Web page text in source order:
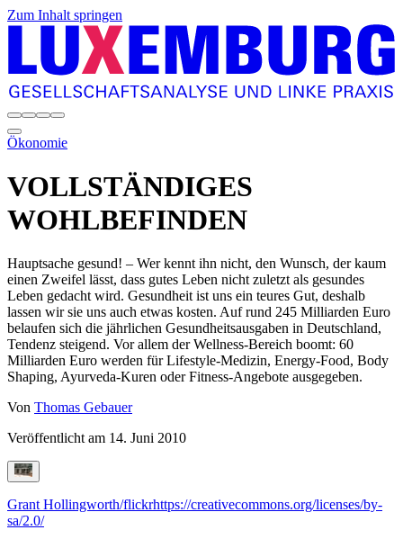
Zum Inhalt springen
Ökonomie
VOLLSTÄNDIGES
WOHLBEFINDEN
Hauptsache gesund! – Wer kennt ihn nicht, den Wunsch, der kaum
einen Zweifel lässt, dass gutes Leben nicht zuletzt als gesundes
Leben gedacht wird. Gesundheit ist uns ein teures Gut, deshalb
lassen wir sie uns auch etwas kosten. Auf rund 245 Milliarden Euro
belaufen sich die jährlichen Gesundheitsausgaben in Deutschland,
Tendenz steigend. Vor allem der Wellness-Bereich boomt: 60
Milliarden Euro werden für Lifestyle-Medizin, Energy-Food, Body
Shaping, Ayurveda-Kuren oder Fitness-Angebote ausgegeben.
Von Thomas Gebauer
Veröffentlicht am 14. Juni 2010
Grant Hollingworth/flickrhttps://creativecommons.org/licenses/by-
sa/2.0/